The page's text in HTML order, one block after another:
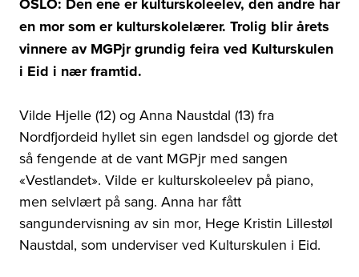
OSLO: Den ene er kulturskoleelev, den andre har
en mor som er kulturskolelærer. Trolig blir årets
vinnere av MGPjr grundig feira ved Kulturskulen
i Eid i nær framtid.
Vilde Hjelle (12) og Anna Naustdal (13) fra
Nordfjordeid hyllet sin egen landsdel og gjorde det
så fengende at de vant MGPjr med sangen
«Vestlandet». Vilde er kulturskoleelev på piano,
men selvlært på sang. Anna har fått
sangundervisning av sin mor, Hege Kristin Lillestøl
Naustdal, som underviser ved Kulturskulen i Eid.